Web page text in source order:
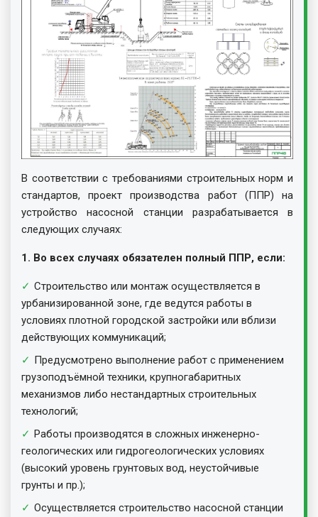
В соответствии с требованиями строительных норм и
стандартов, проект производства работ (ППР) на
устройство насосной станции разрабатывается в
следующих случаях:
1. Во всех случаях обязателен полный ППР, если:
Строительство или монтаж осуществляется в
урбанизированной зоне, где ведутся работы в
условиях плотной городской застройки или вблизи
действующих коммуникаций;
Предусмотрено выполнение работ с применением
грузоподъёмной техники, крупногабаритных
механизмов либо нестандартных строительных
технологий;
Работы производятся в сложных инженерно-
геологических или гидрогеологических условиях
(высокий уровень грунтовых вод, неустойчивые
грунты и пр.);
Осуществляется строительство насосной станции